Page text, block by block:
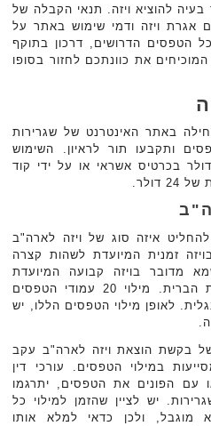
להוציא ויזה. תנאי הקבלה של
אגרת ויזה ודמי שימוש באתר על
הטפסים הדרושים, דרכון בתוקף
את כוונתכם לחזור בסופו
באתר האינטרנט של שגרירות
ותקבעו תור לראיון. השימוש
באתר מותנה בתשלום של 22 דולר בכרטיס אשראי או על ידי קוד
איזה סוג של ויזה לארה"ב
זמנית המיועדת לשהות קצרה
מדובר בויזה קבועה המיועדת
להגירה ולשהות קבועה בארצות הברית. מילוי 20 עמודי הטפסים
לאופן מילוי הטפסים הללו, יש
בקשת הוצאת ויזה לארה"ב עקב
במילוי הטפסים. עורכי דין
עם הפונים את הטפסים, יתרגמו
יש לציין שהזמן למילוי כל
מוגבל, ולכן כדאי למלא אותו